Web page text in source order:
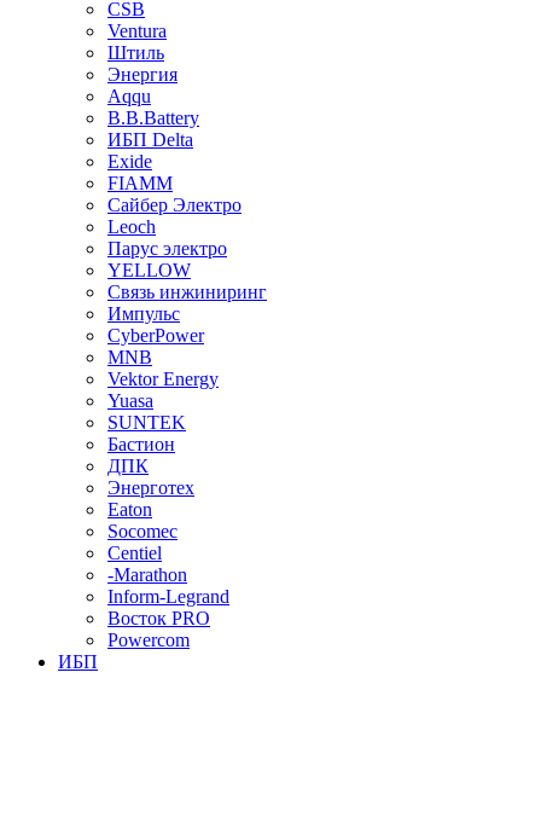
CSB
Ventura
Штиль
Энергия
Aqqu
B.B.Bаttery
ИБП Delta
Exide
FIAMM
Сайбер Электро
Leoch
Парус электро
YELLOW
Связь инжиниринг
Импульс
CyberPower
MNB
Vektor Energy
Yuasa
SUNTEK
Бастион
ДПК
Энерготех
Eaton
Socomec
Centiel
-Marathon
Inform-Legrand
Восток PRO
Powercom
ИБП